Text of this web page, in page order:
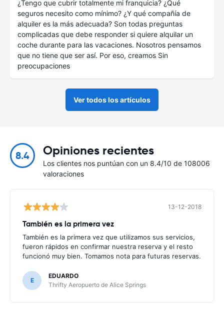
¿Tengo que cubrir totalmente mi franquicia? ¿Qué
seguros necesito como mínimo? ¿Y qué compañía de
alquiler es la más adecuada? Son todas preguntas
complicadas que debe responder si quiere alquilar un
coche durante para las vacaciones. Nosotros pensamos
que no tiene que ser así. Por eso, creamos Sin
preocupaciones
Ver todos los artículos
8.4 Opiniones recientes
Los clientes nos puntúan con un 8.4/10 de 108006
valoraciones
13-12-2018
También es la primera vez
También es la primera vez que utilizamos sus servicios,
fueron rápidos en confirmar nuestra reserva y el resto
funcionó muy bien. Tomamos nota para futuras reservas.
E
EDUARDO
Thrifty Aeropuerto de Alice Springs